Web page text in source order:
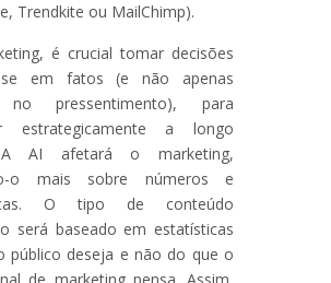
Trendkite ou MailChimp).
é crucial tomar decisões
em fatos (e não apenas
no pressentimento), para
estrategicamente a longo
AI afetará o marketing,
o mais sobre números e
O tipo de conteúdo
será baseado em estatísticas
público deseja e não do que o